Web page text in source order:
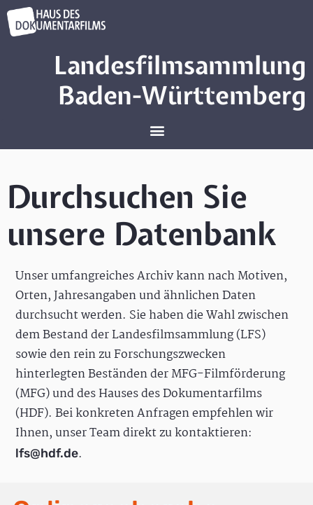
Landesfilmsammlung
Baden-Württemberg
Durchsuchen Sie
unsere Datenbank
Unser umfangreiches Archiv kann nach Motiven,
Orten, Jahresangaben und ähnlichen Daten
durchsucht werden. Sie haben die Wahl zwischen
dem Bestand der Landesfilmsammlung (LFS)
sowie den rein zu Forschungszwecken
hinterlegten Beständen der MFG-Filmförderung
(MFG) und des Hauses des Dokumentarfilms
(HDF). Bei konkreten Anfragen empfehlen wir
Ihnen, unser Team direkt zu kontaktieren:
lfs@hdf.de.